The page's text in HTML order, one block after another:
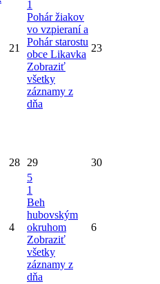
21
1
Pohár žiakov
vo vzpieraní a
Pohár starostu
obce Likavka
Zobraziť
všetky
záznamy z
dňa
23
28 29 30
4
5
1
Beh
hubovským
okruhom
Zobraziť
všetky
záznamy z
dňa
6